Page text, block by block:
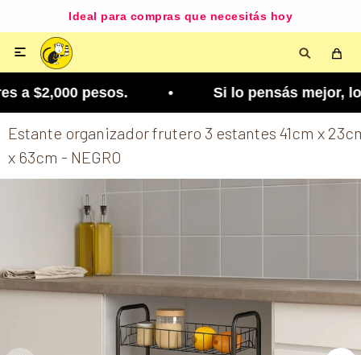
Ideal para compras que necesitás hoy

a $2,000 pesos. • Si lo pensás mejor, lo
Estante organizador frutero 3 estantes 41cm x
x 63cm - NEGRO